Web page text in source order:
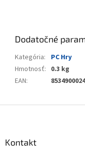
Dodatočné
Kategória:
PC Hry
Hmotnosť: 0.3 kg
EAN:
Kontakt